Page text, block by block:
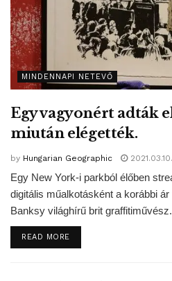
MINDENNAPI NETEVŐ
Egy vagyonért adták
miután elégették.
by Hungarian Geographic 2021.03.10.
Egy New York-i parkból élőben
digitális műalkotásként a korábbi
Banksy világhírű brit
READ MOREDETAILS